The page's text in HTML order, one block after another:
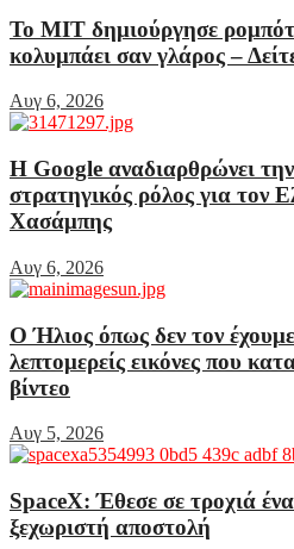
Το MIT δημιούργησε ρομπότ
κολυμπάει σαν γλάρος –
Αυγ 6, 2026
Η Google αναδιαρθρώνει
στρατηγικός ρόλος για τον
Χασάμπης
Αυγ 6, 2026
Ο Ήλιος όπως δεν τον
λεπτομερείς εικόνες που
βίντεο
Αυγ 5, 2026
SpaceX: Έθεσε σε τροχιά
ξεχωριστή αποστολή